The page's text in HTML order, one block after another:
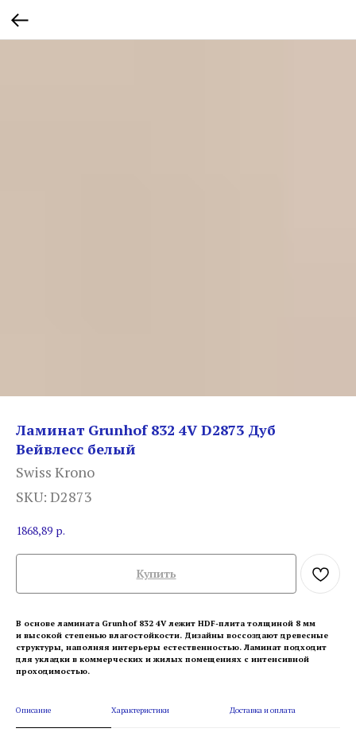
Ламинат Grunhof 832 4V D2873 Дуб
Вейвлесс белый
Swiss Krono
SKU: D2873
1868,89 р.
Купить
В основе ламината Grunhof 832 4V лежит HDF-плита толщиной 8 мм
и высокой степенью влагостойкости. Дизайны воссоздают древесные
структуры, наполняя интерьеры естественностью. Ламинат подходит
для укладки в коммерческих и жилых помещениях с интенсивной
проходимостью.
Описание Характеристики Доставка и оплата